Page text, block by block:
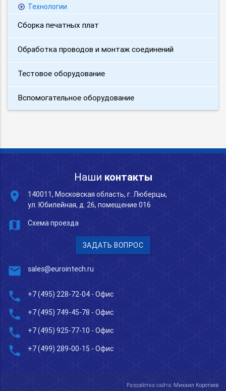
Технологии
Сборка печатных плат
Обработка проводов и монтаж соединений
Тестовое оборудование
Вспомогательное оборудование
Наши контакты
place
140011, Московская область, г. Люберцы,
ул. Юбилейная, д. 26, помещение 016
map Схема проезда
ЗАДАТЬ ВОПРОС
mail sales@eurointech.ru
phone +7 (495) 228-72-04 - Офис
phone +7 (495) 749-45-78 - Офис
phone +7 (495) 925-77-10 - Офис
phone +7 (499) 289-00-15 - Офис
Разработка сайта: Михаил Коротаев